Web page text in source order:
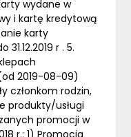
wydane w
i kartę kredytową
karty
r . 5.
2019-08-09)
członkom rodzin,
produkty/usługi
promocji w